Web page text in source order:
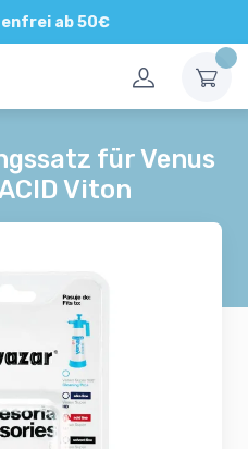
ab 50€
Beratung
für Venus
Viton